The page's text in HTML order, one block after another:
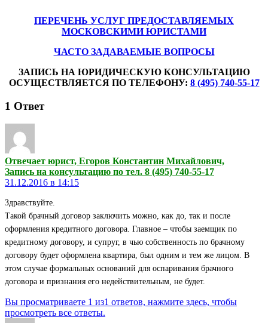
ПЕРЕЧЕНЬ УСЛУГ ПРЕДОСТАВЛЯЕМЫХ
МОСКОВСКИМИ ЮРИСТАМИ
ЧАСТО ЗАДАВАЕМЫЕ ВОПРОСЫ
ЗАПИСЬ НА ЮРИДИЧЕСКУЮ КОНСУЛЬТАЦИЮ
ОСУЩЕСТВЛЯЕТСЯ ПО ТЕЛЕФОНУ: 8 (495) 740-55-17
1 Ответ
Отвечает юрист, Егоров Константин Михайлович,
Запись на консультацию по тел. 8 (495) 740-55-17
31.12.2016 в 14:15
Здравствуйте.
Такой брачный договор заключить можно, как до, так и после
оформления кредитного договора. Главное – чтобы заемщик по
кредитному договору, и супруг, в чью собственность по брачному
договору будет оформлена квартира, был одним и тем же лицом. В
этом случае формальных оснований для оспаривания брачного
договора и признания его недействительным, не будет.
Вы просматриваете 1 из1 ответов, нажмите здесь, чтобы
просмотреть все ответы.